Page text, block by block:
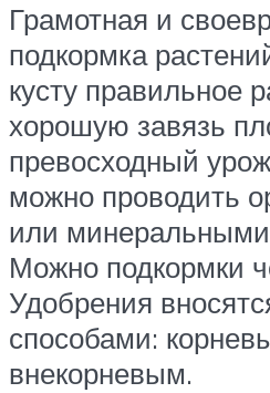
Грамотная и
подкормка
кусту правильное
хорошую завязь
превосходный
можно проводить
или
Можно подкормки
Удобрения
способами:
внекорневым.